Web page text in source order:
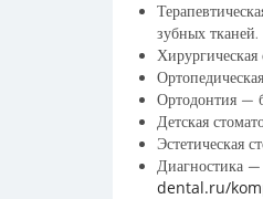
зубных тканей.
Ортодонтия —
Детская
Эстетическая
Диагностика —
dental.ru/